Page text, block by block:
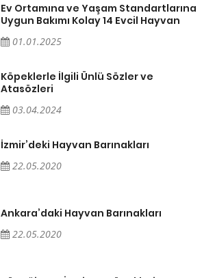
Ev Ortamına ve Yaşam Standartlarına
Uygun Bakımı Kolay 14 Evcil Hayvan
01.01.2025
Köpeklerle İlgili Ünlü Sözler ve
Atasözleri
03.04.2024
İzmir’deki Hayvan Barınakları
22.05.2020
Ankara’daki Hayvan Barınakları
22.05.2020